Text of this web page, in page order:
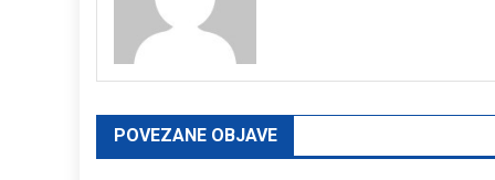
POVEZANE OBJAVE